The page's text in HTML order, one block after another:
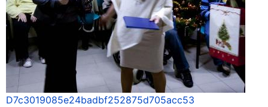
D7c3019085e24badbf252875d705acc53